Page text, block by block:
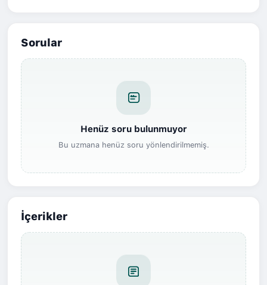
Sorular
Henüz soru bulunmuyor
Bu uzmana henüz soru yönlendirilmemiş.
İçerikler